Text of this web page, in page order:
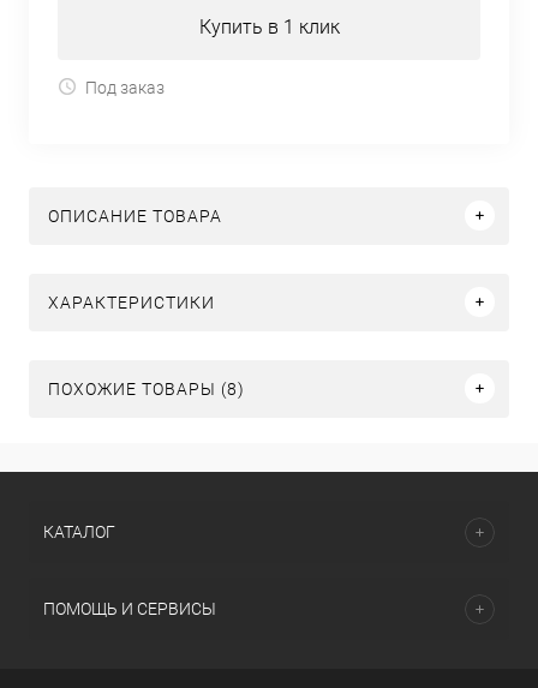
Купить в 1 клик
Под заказ
ОПИСАНИЕ ТОВАРА
ХАРАКТЕРИСТИКИ
ПОХОЖИЕ ТОВАРЫ (8)
КАТАЛОГ
ПОМОЩЬ И СЕРВИСЫ